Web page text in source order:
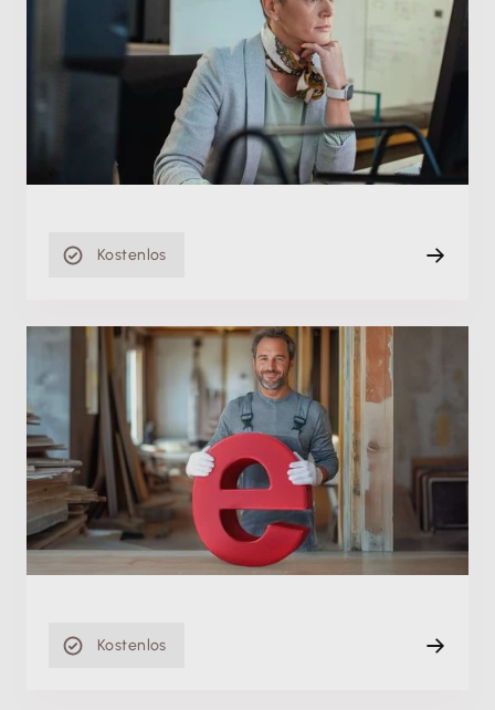
Reverse Charge Regelungen einfach erklärt in
Lexware buchhaltung
Do. 16.07.2026
Aufzeichnung
92 min
Kostenlos
Produktschulung
E-Rechnungspflicht: Einfach umsetzen mit deiner
Lexware Desktop Software
Mi. 02.09.2026, 08:00 Uhr+ weitere Termine
Live
120 min
Kostenlos